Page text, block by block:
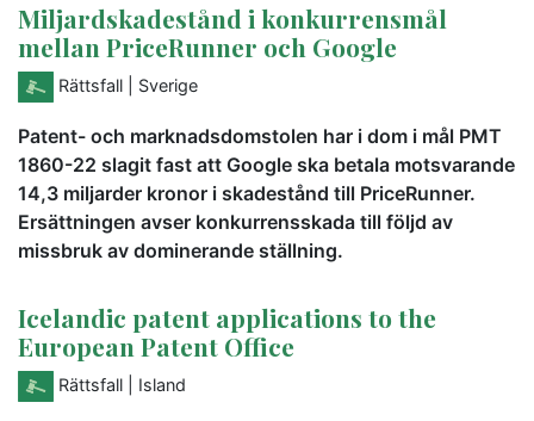
Miljardskadestånd i konkurrensmål
mellan PriceRunner och Google
Rättsfall | Sverige
Patent- och marknadsdomstolen har i dom i mål PMT
1860-22 slagit fast att Google ska betala motsvarande
14,3 miljarder kronor i skadestånd till PriceRunner.
Ersättningen avser konkurrensskada till följd av
missbruk av dominerande ställning.
Icelandic patent applications to the
European Patent Office
Rättsfall | Island